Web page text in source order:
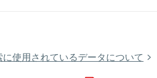
使用されているデータについて